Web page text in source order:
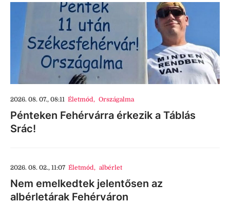
2026. 08. 07., 08:11 Életmód, Országalma
Pénteken Fehérvárra érkezik a Táblás
Srác!
2026. 08. 02., 11:07 Életmód, albérlet
Nem emelkedtek jelentősen az
albérletárak Fehérváron